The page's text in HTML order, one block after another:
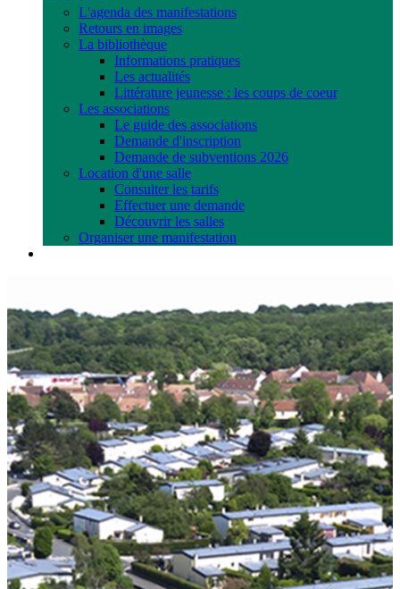
L'agenda des manifestations
Retours en images
La bibliothèque
Informations pratiques
Les actualités
Littérature jeunesse : les coups de coeur
Les associations
Le guide des associations
Demande d'inscription
Demande de subventions 2026
Location d'une salle
Consulter les tarifs
Effectuer une demande
Découvrir les salles
Organiser une manifestation